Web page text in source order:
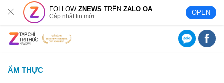
FOLLOWZNEWS TRÊNZALO OA
Cập nhật tin mới OPEN
ẨM THỰC